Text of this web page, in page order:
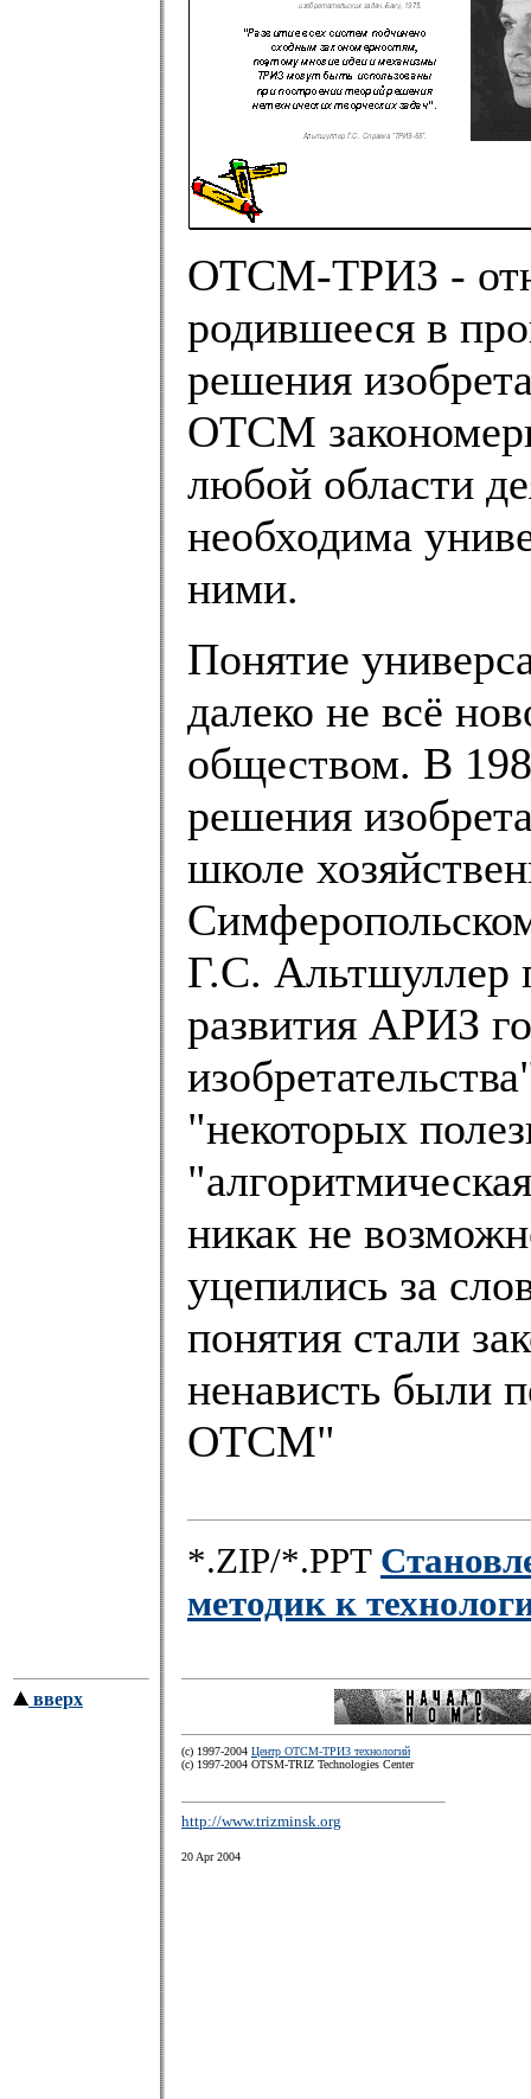
ОТСМ-ТРИЗ -
родившееся в
решения
ОТСМ
любой области
необходима
ними.
Понятие
далеко не всё
обществом. В
решения
школе
Г.С. Альтшуллер
развития АРИЗ
"некоторых
никак не
уцепились за
понятия стали
ненависть были
ОТСМ"
*.ZIP/*.PPT
методик к
вверх
(c) 1997-2004 Центр ОТСМ-ТРИЗ технологий
(с) 1997-2004 OTSM-TRIZ Technologies Center
http://www.trizminsk.org
20 Apr 2004